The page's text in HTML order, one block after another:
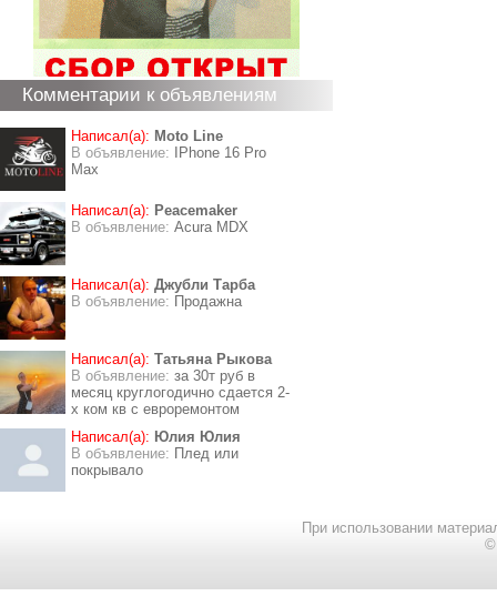
Комментарии к объявлениям
Написал(а): Moto Line
В объявление:
IPhone 16 Pro
Max
Написал(а): Peacemaker
В объявление: Acura MDX
Написал(а): Джубли Тарба
В объявление: Продажна
Написал(а): Татьяна Рыкова
В объявление: за 30т руб в
месяц круглогодично сдается 2-
х ком кв с евроремонтом
Написал(а): Юлия Юлия
В объявление: Плед или
покрывало
При использовании